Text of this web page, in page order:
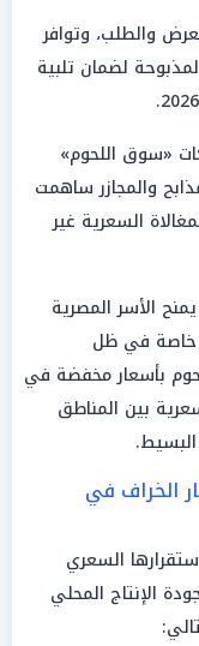
والطلب، وتوافر
لضمان تلبية
«سوق اللحوم»
والمجازر ساهمت
السعرية غير
اليوم الإثنين 30 مارس يمنح الأسر المصرية
خاصة في ظل
بأسعار مخفضة في
بين المناطق
الخراف في
السعري
الإنتاج المحلي